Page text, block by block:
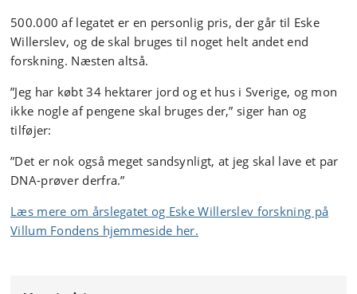
500.000 af legatet er en personlig pris, der går til Eske
Willerslev, og de skal bruges til noget helt andet end
forskning. Næsten altså.
”Jeg har købt 34 hektarer jord og et hus i Sverige, og mon
ikke nogle af pengene skal bruges der,” siger han og
tilføjer:
”Det er nok også meget sandsynligt, at jeg skal lave et par
DNA-prøver derfra.”
Læs mere om årslegatet og Eske Willerslev forskning på
Villum Fondens hjemmeside her.